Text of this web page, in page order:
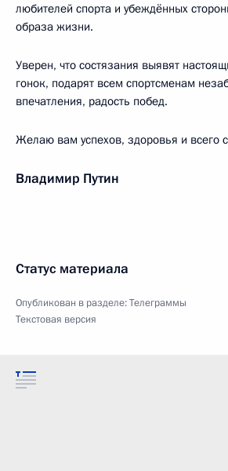
любителей спорта и убеждённых
образа жизни.
Уверен, что состязания выявят
гонок, подарят всем спортсменам
впечатления, радость побед.
Желаю вам успехов, здоровья и всего
Владимир Путин
Статус материала
Опубликован в разделе:Телеграммы
Текстовая версия